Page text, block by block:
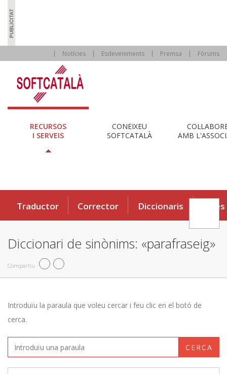
Notícies Esdeveniments Premsa Fòrums
RECURSOS
I SERVEIS
CONEIXEU
SOFTCATALÀ
AMB
Traductor Corrector Diccionaris Eines
Diccionari de sinònims: «parafraseig»
Compartiu
Introduïu la paraula que voleu cercar i feu clic en el botó de
cerca.
CERCA